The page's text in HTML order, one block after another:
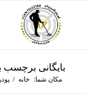
بایگانی
مکان شما: خانه /